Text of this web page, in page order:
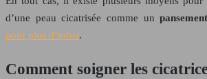
d’une peau cicatrisée comme un
pour plus d’infos.
Comment soigner les